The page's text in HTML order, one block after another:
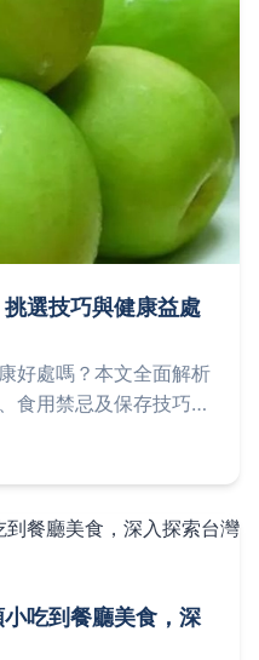
選技巧與健康益處
好處嗎？本文全面解析
食用禁忌及保存技巧，
答，幫助你從購買到食
吃到餐廳美食，深